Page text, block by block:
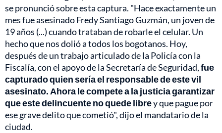
se pronunció sobre esta captura. "Hace exactamente un
mes fue asesinado Fredy Santiago Guzmán, un joven de
19 años (...) cuando trataban de robarle el celular. Un
hecho que nos dolió a todos los bogotanos. Hoy,
después de un trabajo articulado de la Policía con la
Fiscalía, con el apoyo de la Secretaría de Seguridad,fue
capturado quien sería el responsable de este vil
asesinato. Ahora le compete a la justicia garantizar
que este delincuente no quede librey que pague por
ese grave delito que cometió", dijo el mandatario de la
ciudad.